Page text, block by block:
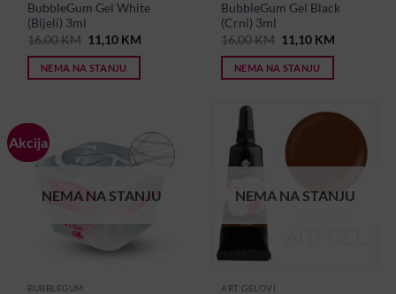
BubbleGum Gel White
(Bijeli) 3ml
16,00KM Original
price
was:
16,00 KM.
11,10 KM
NEMA NA STANJU
BubbleGum Gel Black
(Crni) 3ml
16,00KM Original
price
was:
16,00 KM.
11,10 KM
NEMA NA STANJU
Akcija
NEMA NA STANJU
BUBBLEGUM
NEMA NA STANJU
ART GELOVI